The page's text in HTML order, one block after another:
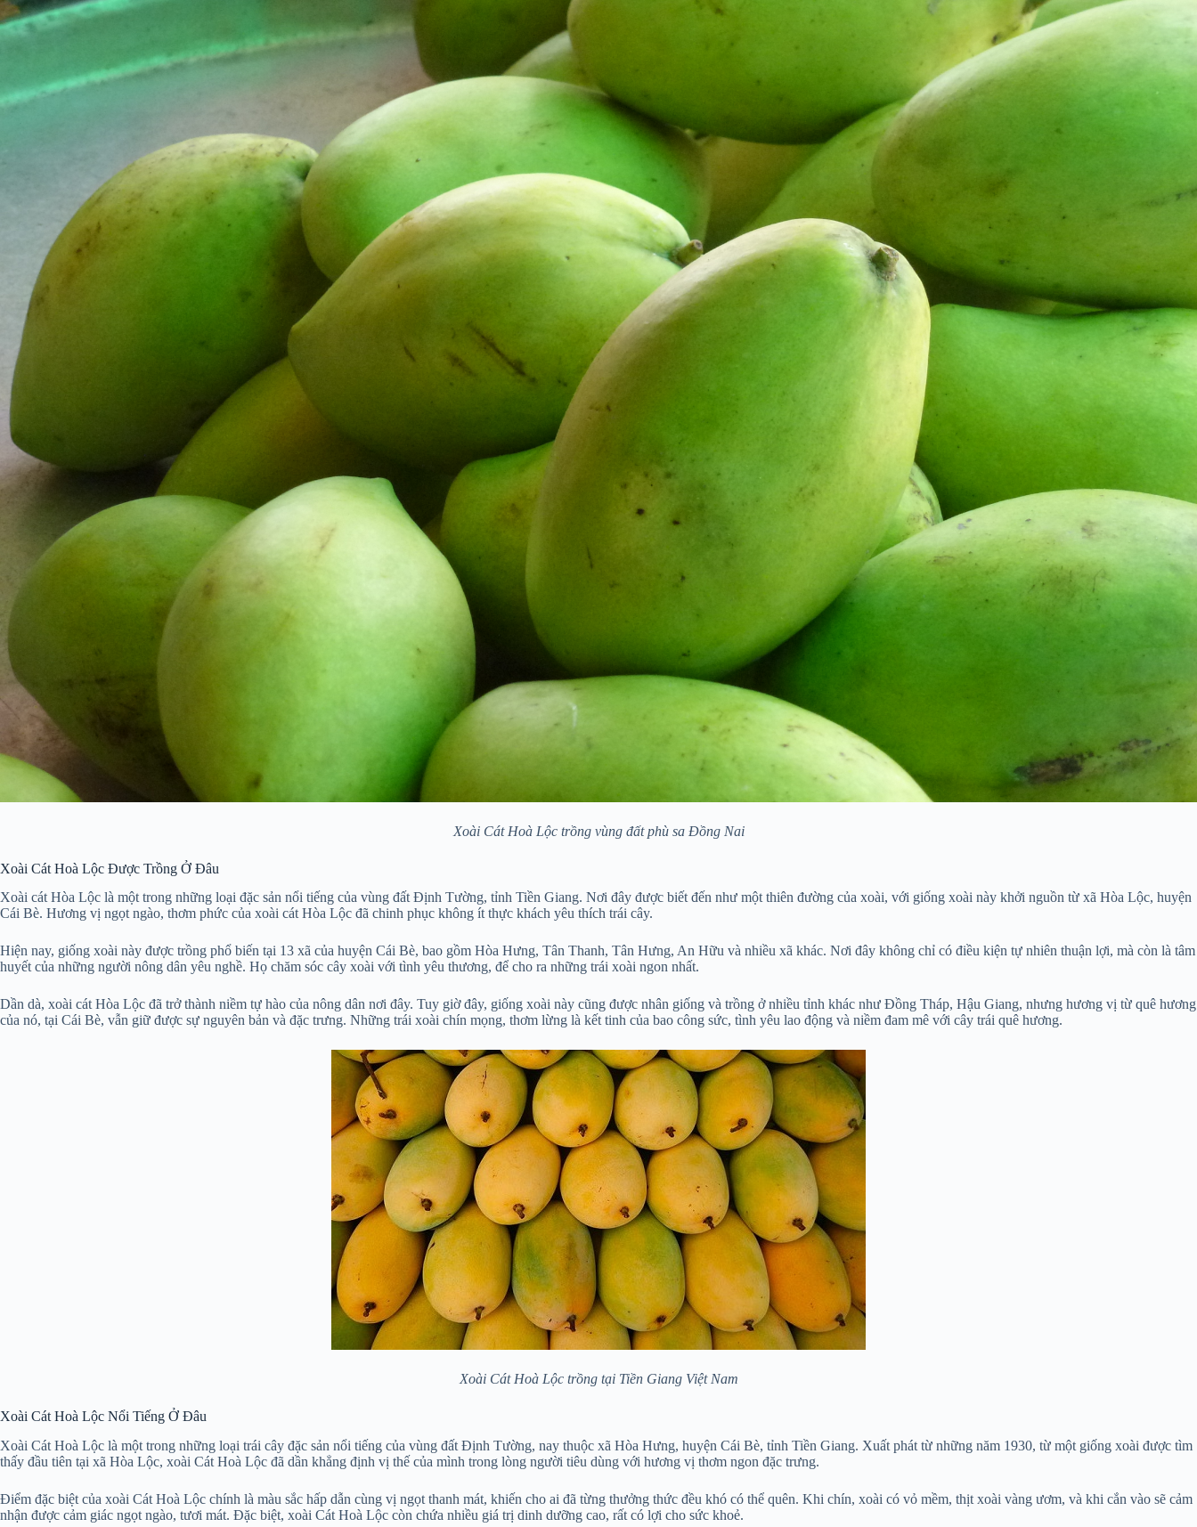
Xoài Cát Hoà Lộc trồng vùng đất phù sa Đồng Nai
Xoài Cát Hoà Lộc Được Trồng Ở Đâu
Xoài cát Hòa Lộc là một trong những loại đặc sản nổi tiếng của vùng đất Định Tường, tỉnh Tiền Giang. Nơi đây được biết đến như một thiên đường của xoài, với giống xoài này khởi nguồn từ xã Hòa Lộc, huyện
Cái Bè. Hương vị ngọt ngào, thơm phức của xoài cát Hòa Lộc đã chinh phục không ít thực khách yêu thích trái cây.
Hiện nay, giống xoài này được trồng phổ biến tại 13 xã của huyện Cái Bè, bao gồm Hòa Hưng, Tân Thanh, Tân Hưng, An Hữu và nhiều xã khác. Nơi đây không chỉ có điều kiện tự nhiên thuận lợi, mà còn là tâm
huyết của những người nông dân yêu nghề. Họ chăm sóc cây xoài với tình yêu thương, để cho ra những trái xoài ngon nhất.
Dần dà, xoài cát Hòa Lộc đã trở thành niềm tự hào của nông dân nơi đây. Tuy giờ đây, giống xoài này cũng được nhân giống và trồng ở nhiều tỉnh khác như Đồng Tháp, Hậu Giang, nhưng hương vị từ quê hương
của nó, tại Cái Bè, vẫn giữ được sự nguyên bản và đặc trưng. Những trái xoài chín mọng, thơm lừng là kết tinh của bao công sức, tình yêu lao động và niềm đam mê với cây trái quê hương.
Xoài Cát Hoà Lộc trồng tại Tiền Giang Việt Nam
Xoài Cát Hoà Lộc Nổi Tiếng Ở Đâu
Xoài Cát Hoà Lộc là một trong những loại trái cây đặc sản nổi tiếng của vùng đất Định Tường, nay thuộc xã Hòa Hưng, huyện Cái Bè, tỉnh Tiền Giang. Xuất phát từ những năm 1930, từ một giống xoài được tìm
thấy đầu tiên tại xã Hòa Lộc, xoài Cát Hoà Lộc đã dần khẳng định vị thế của mình trong lòng người tiêu dùng với hương vị thơm ngon đặc trưng.
Điểm đặc biệt của xoài Cát Hoà Lộc chính là màu sắc hấp dẫn cùng vị ngọt thanh mát, khiến cho ai đã từng thưởng thức đều khó có thể quên. Khi chín, xoài có vỏ mềm, thịt xoài vàng ươm, và khi cắn vào sẽ cảm
nhận được cảm giác ngọt ngào, tươi mát. Đặc biệt, xoài Cát Hoà Lộc còn chứa nhiều giá trị dinh dưỡng cao, rất có lợi cho sức khoẻ.